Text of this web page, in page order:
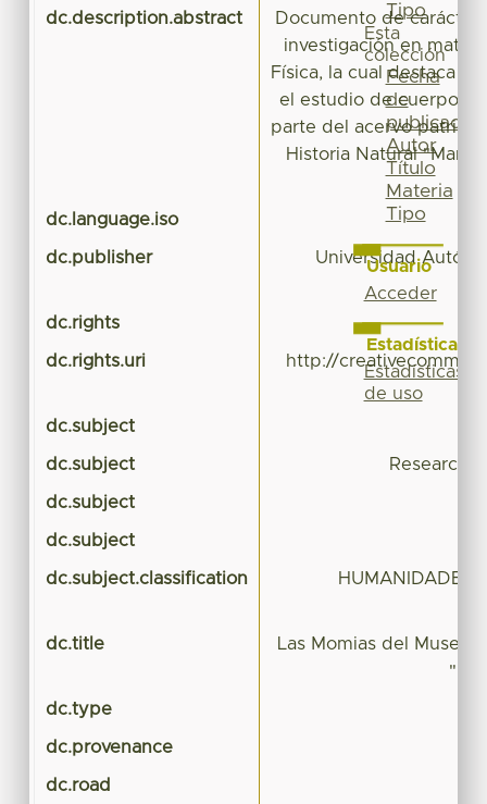
dc.description.abstract
Documento de
investigación en
Física, la cual destaca la
el estudio de cuerpos
parte del acervo
Historia Natural
dc.language.iso
dc.publisher Universidad
dc.rights
dc.rights.uri http://
dc.subject
dc.subject Research
dc.subject
dc.subject
dc.subject.classification HUMANIDADES
dc.title
Las Momias del Museo
dc.type
dc.provenance
dc.road
Tipo
Esta
colección
Fecha
de
publicación
Autor
Título
Materia
Tipo
Usuario
Acceder
Estadísticas
Estadísticas
de uso